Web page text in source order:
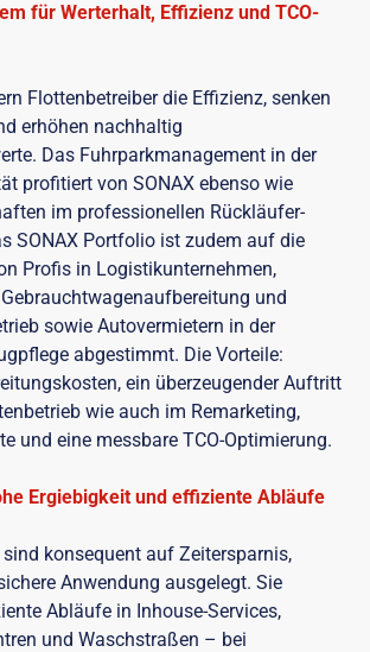
für Werterhalt, Effizienz und TCO-
Flottenbetreiber die Effizienz, senken
erhöhen nachhaltig
Das Fuhrparkmanagement in der
profitiert von SONAX ebenso wie
im professionellen Rückläufer-
SONAX Portfolio ist zudem auf die
Profis in Logistikunternehmen,
und
sowie Autovermietern in der
abgestimmt. Die Vorteile:
ein überzeugender Auftritt
wie auch im Remarketing,
und eine messbare TCO-Optimierung.
Ergiebigkeit und effiziente Abläufe
sind konsequent auf Zeitersparnis,
Anwendung ausgelegt. Sie
Abläufe in Inhouse-Services,
und Waschstraßen – bei